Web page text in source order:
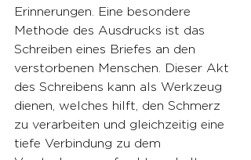
Erinnerungen. Eine besondere
Methode des Ausdrucks ist das
Schreiben eines Briefes an den
verstorbenen Menschen. Dieser Akt
des Schreibens kann als Werkzeug
dienen, welches hilft, den Schmerz
zu verarbeiten und gleichzeitig eine
tiefe Verbindung zu dem